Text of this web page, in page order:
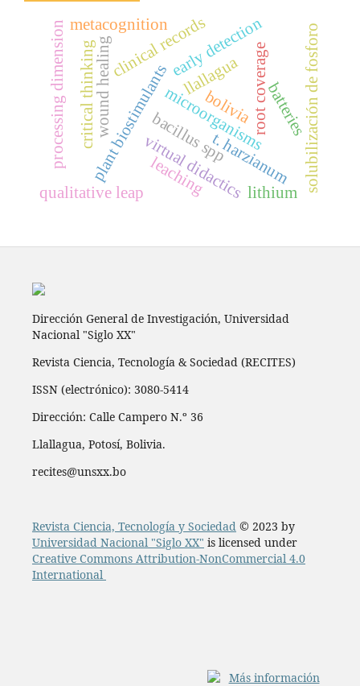
plant biostimulants t. harzianum
bacillus spp
microorganisms
root coverage
wound healingclinical records
virtual didactics
metacognition
qualitative leap
early detection
processing dimension llallagua
bolivia batteries
leaching lithium
critical thinking solubilización de fosforo
Dirección General de Investigación, Universidad
Nacional "Siglo XX"
Revista Ciencia, Tecnología & Sociedad (RECITES)
ISSN (electrónico): 3080-5414
Dirección: Calle Campero N.º 36
Llallagua, Potosí, Bolivia.
recites@unsxx.bo
Revista Ciencia, Tecnología y Sociedad© 2023 by
Universidad Nacional "Siglo XX" is licensed under
Creative Commons Attribution-NonCommercial 4.0
International